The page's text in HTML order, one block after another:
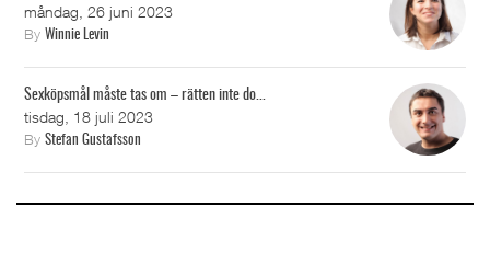
måndag, 26 juni 2023
By Winnie Levin
Sexköpsmål måste tas om – rätten inte do...
tisdag, 18 juli 2023
By Stefan Gustafsson